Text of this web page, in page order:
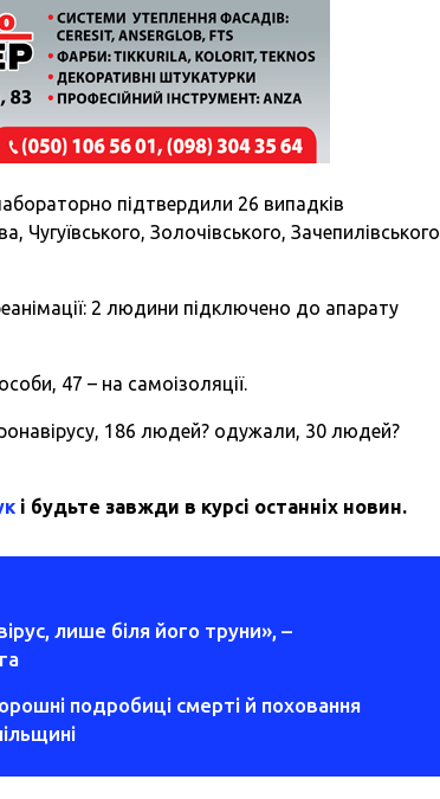
підтвердили 26 випадків
Золочівського, Зачепилівського
2 людини підключено до апарату
47 – на самоізоляції.
186 людей? одужали, 30 людей?
і будьте завжди в курсі останніх новин.
лише біля його труни», –
подробиці смерті й поховання